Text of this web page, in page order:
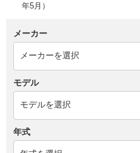
年5月）
メーカー
モデル
年式